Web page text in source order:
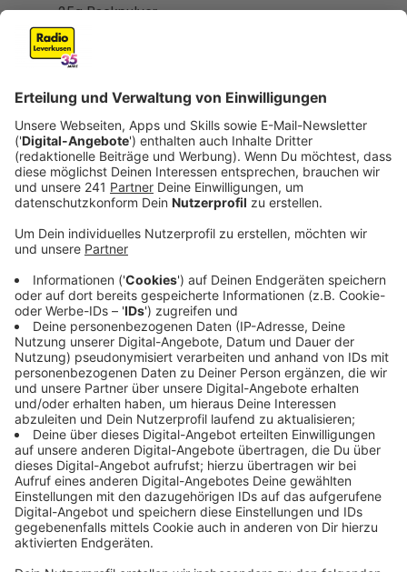
25g Backpulver
4 Eier
160g Butter
1,8 kg Schweinenacken
1 L Fleischbrühe
Für die Gewürzmischung
1 EL geräuchertes Paprikapulver
1 EL Zucker
1 TL Pfeffer
1 TL Zwiebelgranulat
1 TL Knoblauchgranulat
1 TL gemahlenen Ingwer
1 TL gemahlenen Kreuzkümmel
100 ml BBQ Sauce (zum Anrichten)
Anzeige
Und so bereitet ihr das Essen zu:
Anzeige